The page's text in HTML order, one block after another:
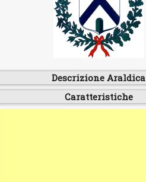
Descrizione Araldica
Caratteristiche